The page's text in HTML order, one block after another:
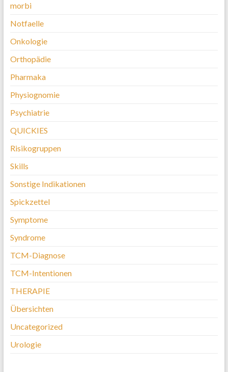
morbi
Notfaelle
Onkologie
Orthopädie
Pharmaka
Physiognomie
Psychiatrie
QUICKIES
Risikogruppen
Skills
Sonstige Indikationen
Spickzettel
Symptome
Syndrome
TCM-Diagnose
TCM-Intentionen
THERAPIE
Übersichten
Uncategorized
Urologie